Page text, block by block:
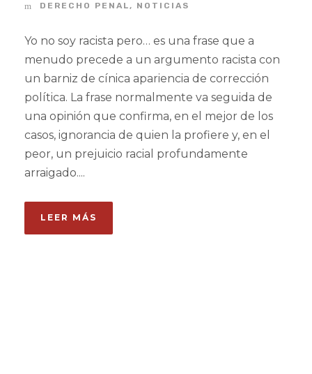
DERECHO PENAL, NOTICIAS
Yo no soy racista pero… es una frase que a
menudo precede a un argumento racista con
un barniz de cínica apariencia de corrección
política. La frase normalmente va seguida de
una opinión que confirma, en el mejor de los
casos, ignorancia de quien la profiere y, en el
peor, un prejuicio racial profundamente
arraigado....
LEER MÁS